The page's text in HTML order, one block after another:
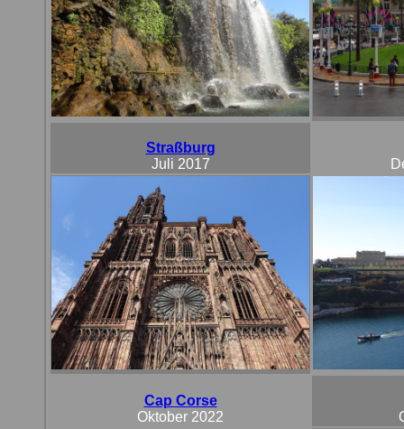
Straßburg
Juli 2017
Cap Corse
Oktober 2022